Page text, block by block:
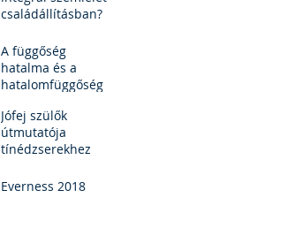
családállításban?
A függőség
hatalma és a
hatalomfüggőség -
Gábor (felirattal)
Jófej szülők
útmutatója
tínédzserekhez
Everness 2018